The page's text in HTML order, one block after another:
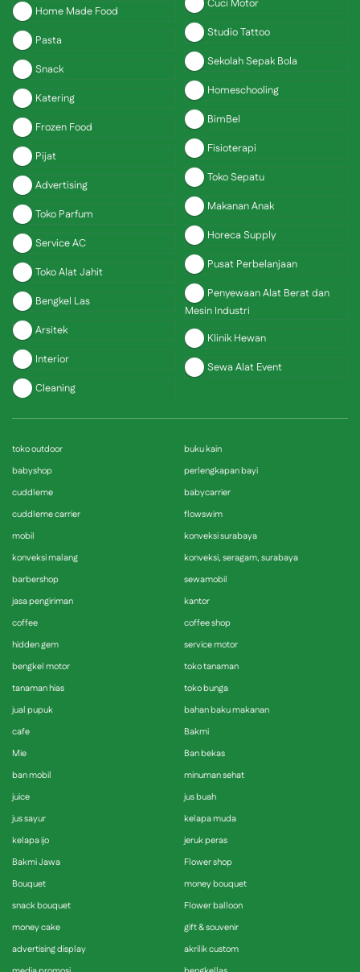
Home Made Food
Pasta
Snack
Katering
Frozen Food
Pijat
Advertising
Toko Parfum
Service AC
Toko Alat Jahit
Bengkel Las
Arsitek
Interior
Cleaning
Cuci Motor
Studio Tattoo
Sekolah Sepak Bola
Homeschooling
BimBel
Fisioterapi
Toko Sepatu
Makanan Anak
Horeca Supply
Pusat Perbelanjaan
Penyewaan Alat Berat dan
Mesin Industri
Klinik Hewan
Sewa Alat Event
toko outdoor
buku kain
babyshop
perlengkapan bayi
cuddleme
babycarrier
cuddleme carrier
flowswim
mobil
konveksi surabaya
konveksi malang
konveksi, seragam, surabaya
barbershop
sewamobil
jasa pengiriman
kantor
coffee
coffee shop
hidden gem
service motor
bengkel motor
toko tanaman
tanaman hias
toko bunga
jual pupuk
bahan baku makanan
cafe
Bakmi
Mie
Ban bekas
ban mobil
minuman sehat
juice
jus buah
jus sayur
kelapa muda
kelapa ijo
jeruk peras
Bakmi Jawa
Flower shop
Bouquet
money bouquet
snack bouquet
Flower balloon
money cake
gift & souvenir
advertising display
akrilik custom